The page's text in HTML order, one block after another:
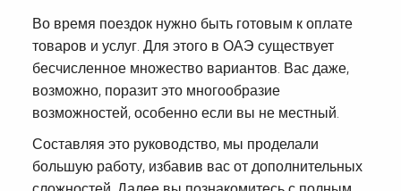
Во время поездок нужно быть готовым к оплате
товаров и услуг. Для этого в ОАЭ существует
бесчисленное множество вариантов. Вас даже,
возможно, поразит это многообразие
возможностей, особенно если вы не местный.
Составляя это руководство, мы проделали
большую работу, избавив вас от дополнительных